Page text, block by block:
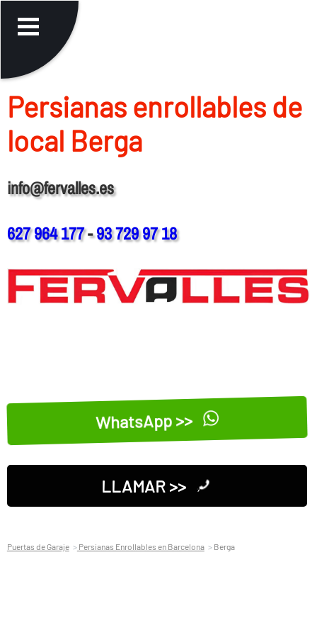
Persianas enrollables de
local Berga
info@fervalles.es
627 964 177-93 729 97 18
WhatsApp >>
LLAMAR >>
Puertas de Garaje Persianas Enrollables en Barcelona Berga